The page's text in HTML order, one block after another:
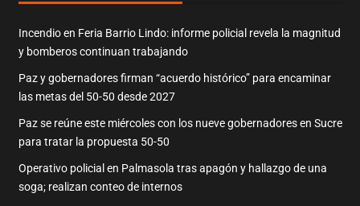
Incendio en Feria Barrio Lindo: informe policial revela la magnitud
y bomberos continuan trabajando
Paz y gobernadores firman “acuerdo histórico” para encaminar
las metas del 50-50 desde 2027
Paz se reúne este miércoles con los nueve gobernadores en Sucre
para tratar la propuesta 50-50
Operativo policial en Palmasola tras apagón y hallazgo de una
soga; realizan conteo de internos